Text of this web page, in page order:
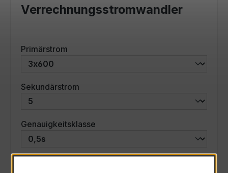
Verrechnungsstromwandler
Primärstrom
Sekundärstrom
Genauigkeitsklasse